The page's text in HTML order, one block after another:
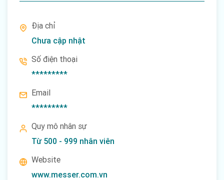
Địa chỉ
Chưa cập nhật
Số điện thoại
*********
Email
*********
Quy mô nhân sự
Từ 500 - 999 nhân viên
Website
www.messer.com.vn